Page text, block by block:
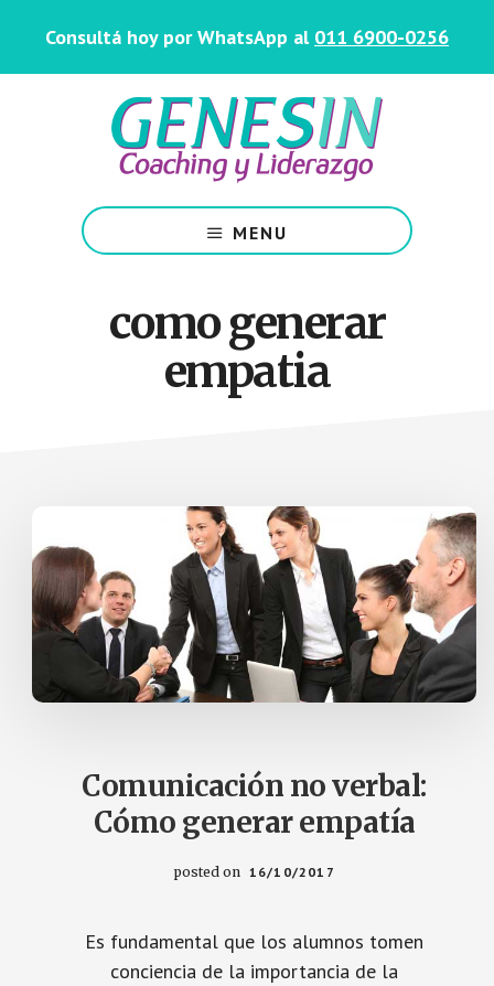
Consultá hoy por WhatsApp al 011 6900-0256
de
Coaching
MENU
como generar
empatia
Comunicación no verbal:
Cómo generar empatía
posted on 16/10/2017
Es fundamental que los alumnos tomen
conciencia de la importancia de la